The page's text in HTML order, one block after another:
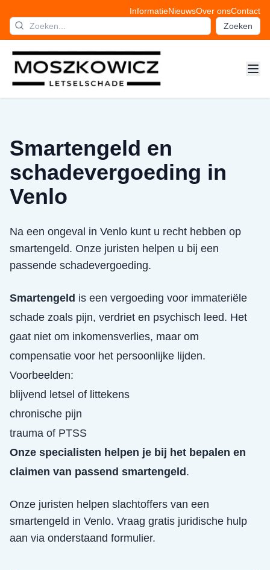
InformatieNieuwsOver onsContact
Zoeken
Smartengeld en
schadevergoeding in
Venlo
Na een ongeval in Venlo kunt u recht hebben op
smartengeld. Onze juristen helpen u bij een
passende schadevergoeding.
Smartengeld is een vergoeding voor immateriële
schade zoals pijn, verdriet en psychisch leed. Het
gaat niet om inkomensverlies, maar om
compensatie voor het persoonlijke lijden.
Voorbeelden:
blijvend letsel of littekens
chronische pijn
trauma of PTSS
Onze specialisten helpen je bij het bepalen en
claimen van passend smartengeld .
Onze juristen helpen slachtoffers van een
smartengeld in Venlo. Vraag gratis juridische hulp
aan via onderstaand formulier.